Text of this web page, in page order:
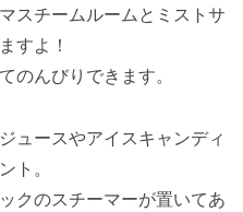
スチームルームとミストサ
すよ！
のんびりできます。
ュースやアイスキャンディ
ト。
クのスチーマーが置いてあ